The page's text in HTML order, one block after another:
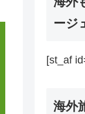
ージ
[st_af
海外